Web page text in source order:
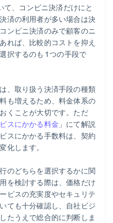
て、コンビニ決済だけにと
済の利用者が多い場合は決
ンビニ決済のみで顧客のニ
れば、比較的コストを抑え
択するのも 1 つの手段で
、取り扱う決済手段の種類
も増えるため、料金体系の
くことが大切です。ただ
スにかかる料金 」にて解説
スにかかる手数料は、契約
化します。
のどちらを選択するかに関
を検討する際は、価格だけ
ビスの充実度やセキュリテ
ても十分確認し、自社ビジ
たうえで総合的に判断しま